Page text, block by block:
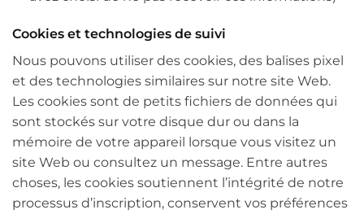
Cookies et technologies de suivi
Nous pouvons utiliser des cookies, des balises pixel
et des technologies similaires sur notre site Web.
Les cookies sont de petits fichiers de données qui
sont stockés sur votre disque dur ou dans la
mémoire de votre appareil lorsque vous visitez un
site Web ou consultez un message. Entre autres
choses, les cookies soutiennent l’intégrité de notre
processus d’inscription, conservent vos préférences